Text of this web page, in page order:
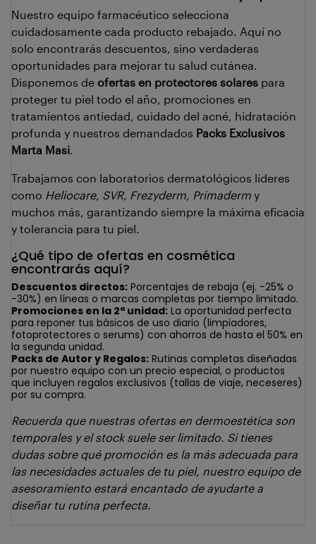
Nuestro equipo farmacéutico selecciona
cuidadosamente cada producto rebajado. Aquí no
solo encontrarás descuentos, sino verdaderas
oportunidades para mejorar tu salud cutánea.
Disponemos de ofertas en protectores solares para
proteger tu piel todo el año, promociones en
tratamientos antiedad, cuidado del acné, hidratación
profunda y nuestros demandados Packs Exclusivos
Marta Masi
Trabajamos con laboratorios dermatológicos líderes
como Heliocare, SVR, Frezyderm, Primaderm y
muchos más, garantizando siempre la máxima eficacia
y tolerancia para tu piel.
¿Qué tipo de ofertas en cosmética
encontrarás aquí?
Descuentos directos: Porcentajes de rebaja (ej. -25% o
-30%) en líneas o marcas completas por tiempo limitado.
Promociones en la 2ª unidad: La oportunidad perfecta
para reponer tus básicos de uso diario (limpiadores,
fotoprotectores o serums) con ahorros de hasta el 50% en
la segunda unidad.
Packs de Autor y Regalos: Rutinas completas diseñadas
por nuestro equipo con un precio especial, o productos
que incluyen regalos exclusivos (tallas de viaje, neceseres)
por su compra.
Recuerda que nuestras ofertas en dermoestética son
temporales y el stock suele ser limitado. Si tienes
dudas sobre qué promoción es la más adecuada para
las necesidades actuales de tu piel, nuestro equipo de
asesoramiento estará encantado de ayudarte a
diseñar tu rutina perfecta.